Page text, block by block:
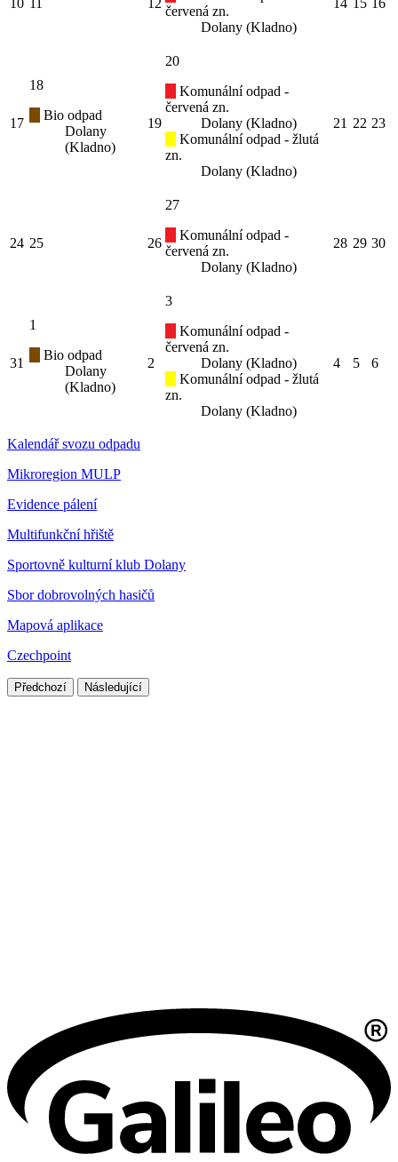
10 11 12
červená zn.
Dolany (Kladno)
14 15 16
17
18
Bio odpad
Dolany
(Kladno)
19
20
Komunální odpad -
červená zn.
Dolany (Kladno)
Komunální odpad - žlutá
zn.
Dolany (Kladno)
21 22 23
24 25 26
27
Komunální odpad -
červená zn.
Dolany (Kladno)
28 29 30
31
1
Bio odpad
Dolany
(Kladno)
2
3
Komunální odpad -
červená zn.
Dolany (Kladno)
Komunální odpad - žlutá
zn.
Dolany (Kladno)
4 5 6
Kalendář svozu odpadu
Mikroregion MULP
Evidence pálení
Multifunkční hřiště
Sportovně kulturní klub Dolany
Sbor dobrovolných hasičů
Mapová aplikace
Czechpoint
Předchozí Následující